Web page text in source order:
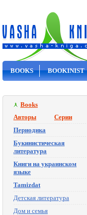
BOOKS BOOKINIST
Books
Авторы
Серии
Периодика
Букинистическая
литература
Книги на украинском
языке
Tamizdat
Детская литература
Дом и семья